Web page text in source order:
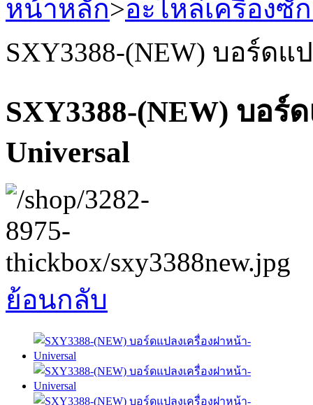
หน้าหลัก>อะไหล่เครื่องซั
SXY3388-(NEW) บอร์ดแ
SXY3388-(NEW) บอร์
Universal
ย้อนกลับ